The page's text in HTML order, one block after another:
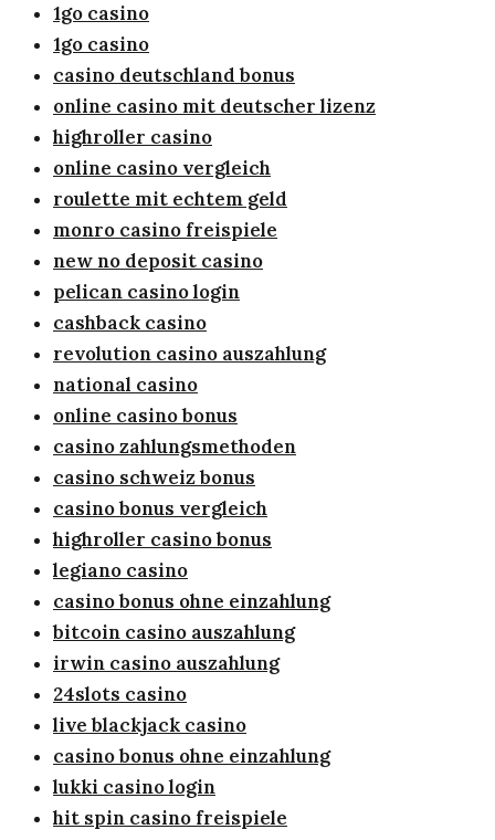
1go casino
1go casino
casino deutschland bonus
online casino mit deutscher lizenz
highroller casino
online casino vergleich
roulette mit echtem geld
monro casino freispiele
new no deposit casino
pelican casino login
cashback casino
revolution casino auszahlung
national casino
online casino bonus
casino zahlungsmethoden
casino schweiz bonus
casino bonus vergleich
highroller casino bonus
legiano casino
casino bonus ohne einzahlung
bitcoin casino auszahlung
irwin casino auszahlung
24slots casino
live blackjack casino
casino bonus ohne einzahlung
lukki casino login
hit spin casino freispiele